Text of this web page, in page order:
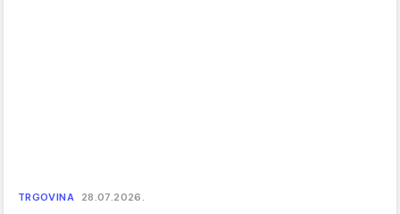
TRGOVINA 28.07.2026.